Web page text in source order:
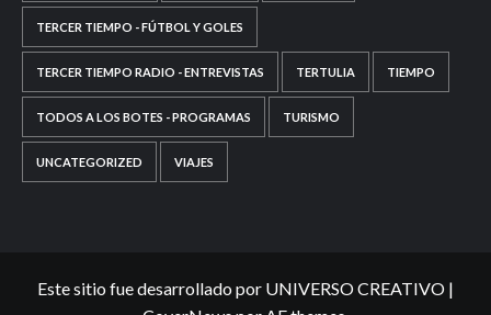
TERCER TIEMPO - FÚTBOL Y GOLES
TERCER TIEMPO RADIO - ENTREVISTAS TERTULIA TIEMPO
TODOS A LOS BOTES - PROGRAMAS TURISMO
UNCATEGORIZED VIAJES
Este sitio fue desarrollado por UNIVERSO CREATIVO |